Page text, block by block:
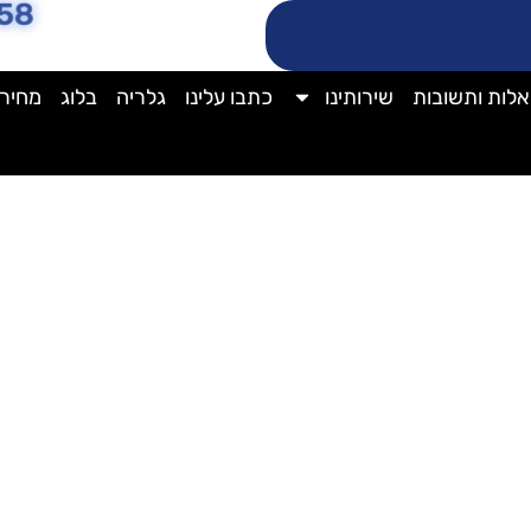
ותשובות שירותינו כתבו עלינו גלריה בלוג